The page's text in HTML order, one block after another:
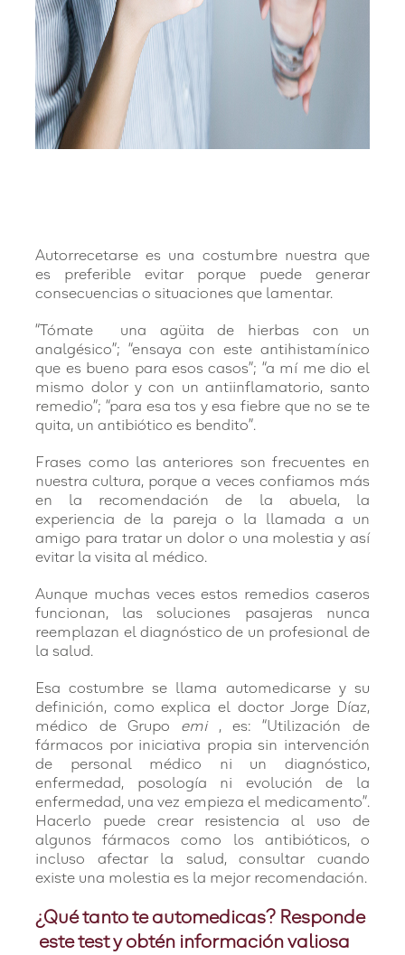
Autorrecetarse es una costumbre nuestra que
es preferible evitar porque puede generar
consecuencias o situaciones que lamentar.
“Tómate una agüita de hierbas con un
analgésico”; “ensaya con este antihistamínico
que es bueno para esos casos”; “a mí me dio el
mismo dolor y con un antiinflamatorio, santo
remedio”; “para esa tos y esa fiebre que no se te
quita, un antibiótico es bendito”.
Frases como las anteriores son frecuentes en
nuestra cultura, porque a veces confiamos más
en la recomendación de la abuela, la
experiencia de la pareja o la llamada a un
amigo para tratar un dolor o una molestia y así
evitar la visita al médico.
Aunque muchas veces estos remedios caseros
funcionan, las soluciones pasajeras nunca
reemplazan el diagnóstico de un profesional de
la salud.
Esa costumbre se llama automedicarse y su
definición, como explica el doctor Jorge Díaz,
médico de Grupo emi, es: “Utilización de
fármacos por iniciativa propia sin intervención
de personal médico ni un diagnóstico,
enfermedad, posología ni evolución de la
enfermedad, una vez empieza el medicamento”.
Hacerlo puede crear resistencia al uso de
algunos fármacos como los antibióticos, o
incluso afectar la salud, consultar cuando
existe una molestia es la mejor recomendación.
¿Qué tanto te automedicas? Responde
este test y obtén información valiosa